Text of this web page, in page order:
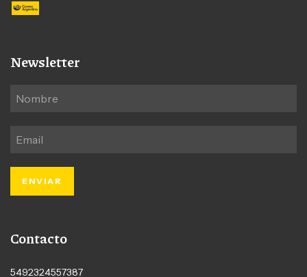
Newsletter
Contacto
5492324557387